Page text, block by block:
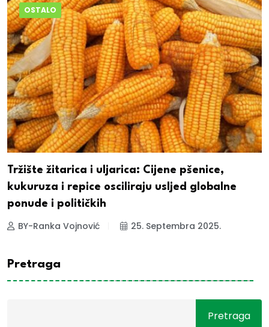
OSTALO
Tržište žitarica i uljarica: Cijene pšenice,
kukuruza i repice osciliraju usljed globalne
ponude i političkih
BY-Ranka Vojnović 25. Septembra 2025.
Pretraga
Pretraga